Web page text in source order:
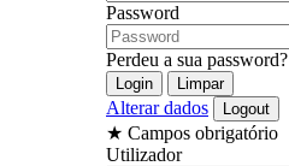
Password
Perdeu a sua password?
Alterar dados
★ Campos obrigatório
Utilizador